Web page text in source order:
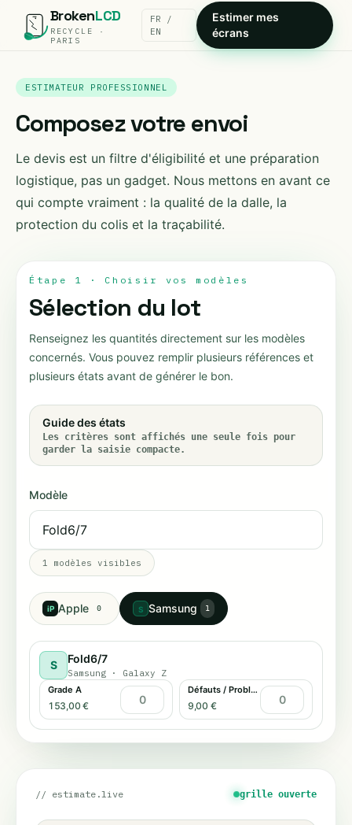
BrokenLCD
RECYCLE ·
PARIS
FR /
EN
Estimer mes
écrans
ESTIMATEUR PROFESSIONNEL
Composez votre envoi
Le devis est un filtre d'éligibilité et une préparation
logistique, pas un gadget. Nous mettons en avant ce
qui compte vraiment : la qualité de la dalle, la
protection du colis et la traçabilité.
Étape 1 · Choisir vos modèles
Sélection du lot
Renseignez les quantités directement sur les modèles
concernés. Vous pouvez remplir plusieurs références et
plusieurs états avant de générer le bon.
Guide des états
Les critères sont affichés une seule fois pour
garder la saisie compacte.
Modèle
1 modèles visibles
iP Apple 0 S Samsung 1
S Fold6/7
Samsung · Galaxy Z
Grade A
153,00 €
Défauts / Problème tactile
9,00 €
// estimate.live grille ouverte